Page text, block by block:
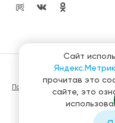
© ГК
Политика
Материалы,
Сайт
прочитав это
сайте, это